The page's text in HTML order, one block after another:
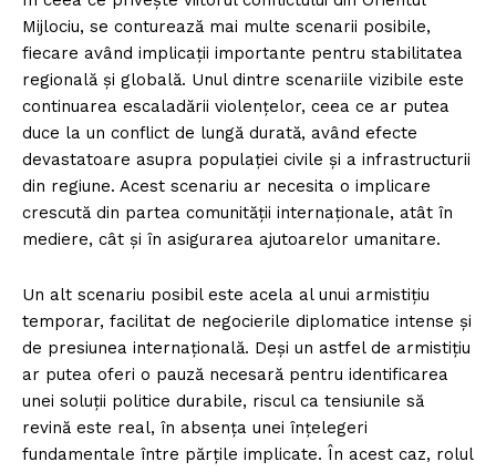
Mijlociu, se conturează mai multe scenarii posibile,
fiecare având implicații importante pentru stabilitatea
regională și globală. Unul dintre scenariile vizibile este
continuarea escaladării violențelor, ceea ce ar putea
duce la un conflict de lungă durată, având efecte
devastatoare asupra populației civile și a infrastructurii
din regiune. Acest scenariu ar necesita o implicare
crescută din partea comunității internaționale, atât în
mediere, cât și în asigurarea ajutoarelor umanitare.
Un alt scenariu posibil este acela al unui armistițiu
temporar, facilitat de negocierile diplomatice intense și
de presiunea internațională. Deși un astfel de armistițiu
ar putea oferi o pauză necesară pentru identificarea
unei soluții politice durabile, riscul ca tensiunile să
revină este real, în absența unei înțelegeri
fundamentale între părțile implicate. În acest caz, rolul